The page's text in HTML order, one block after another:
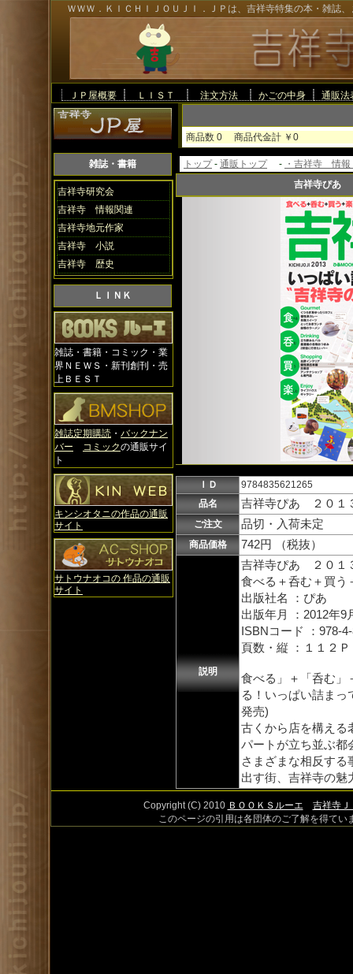
ＷＷＷ．ＫＩＣＨＩＪＯＵＪＩ．ＪＰは、吉祥寺特集の本・雑誌
ＪＰ屋概要 ＬＩＳＴ 注文方法 かごの中身 通販法
雑誌・書籍
吉祥寺研究会
吉祥寺 情報関連
吉祥寺地元作家
吉祥寺 小説
吉祥寺 歴史
ＬＩＮＫ
雑誌・書籍・コミック・業
界ＮＥＷＳ・新刊創刊・売
上ＢＥＳＴ
雑誌定期購読 ・ バックナン
バー
コミックの通販サイ
ト
キンシオタニの作品の通販
サイト
サトウナオコの 作品の通販
サイト
商品数 0 商品代金
トップ- 通販トップ- ・吉祥寺 情
吉祥寺ぴあ
ＩＤ
9784835621265
品名
吉祥寺ぴあ ２０１
ご注文 品切・入荷未定
商品価格 742円 （税抜）
説明
吉祥寺ぴあ ２０１
食べる＋呑む＋買う
出版社名 ：ぴあ
出版年月 ：2012年9
ISBNコード ：978-
頁数・縦 ：１１２
食べる」＋「呑む」
る！いっぱい詰ま
発売)
古くから店を構える
パートが立ち並ぶ都
さまざまな相反す
出す街、吉祥寺の
Copyright (C) 2010 ＢＯＯＫＳルーエ
吉祥寺Ｊ
このページの引用は各団体のご了解を得て